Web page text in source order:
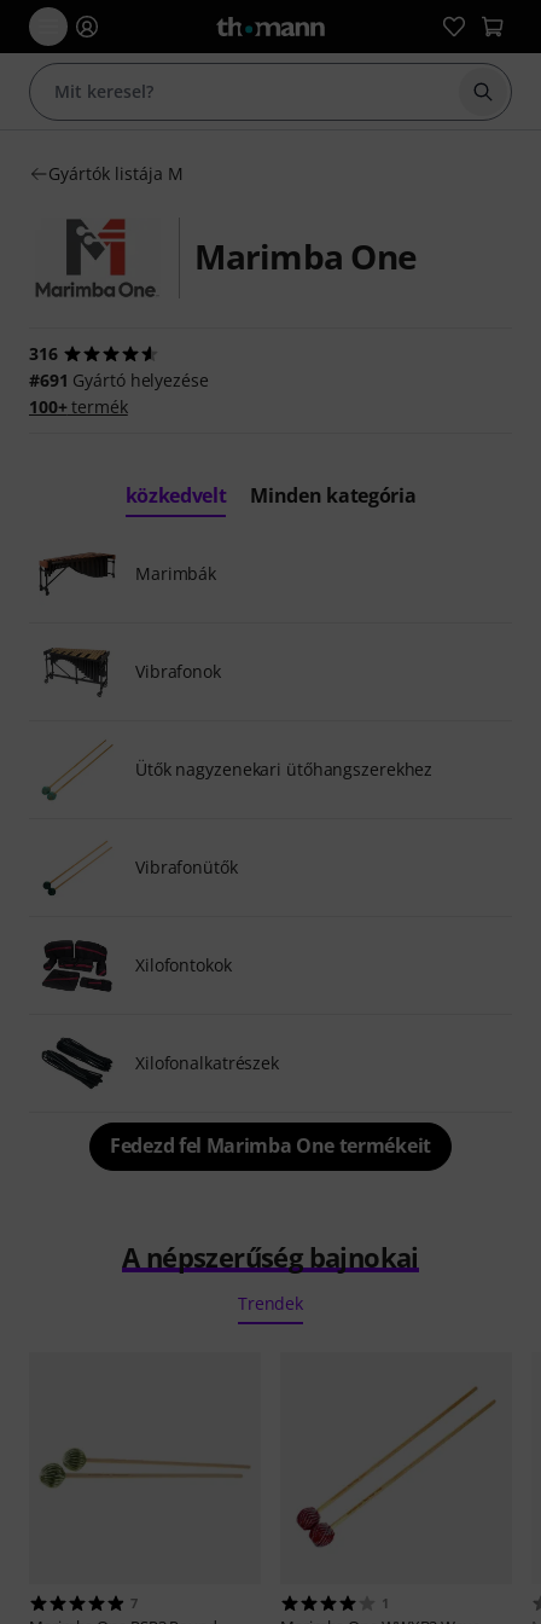
Gyártók listája M
Marimba One
316
#691 Gyártó helyezése
100+termék
közkedvelt Minden kategória
Marimbák
Vibrafonok
Ütők nagyzenekari ütőhangszerekhez
Vibrafonütők
Xilofontokok
Xilofonalkatrészek
Fedezd fel Marimba One termékeit
A népszerűség bajnokai
Trendek
7 1